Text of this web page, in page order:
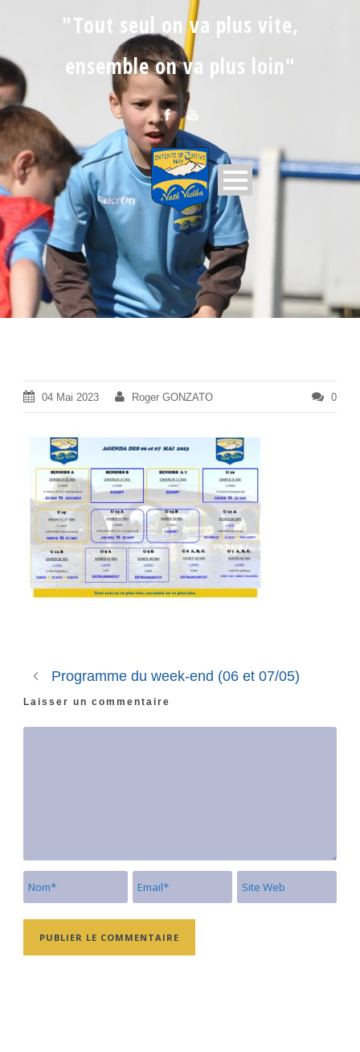
"Tout seul on va plus vite,
ensemble on va plus loin"
04 Mai 2023 Roger GONZATO 0
Programme du week-end (06 et 07/05)
Laisser un commentaire